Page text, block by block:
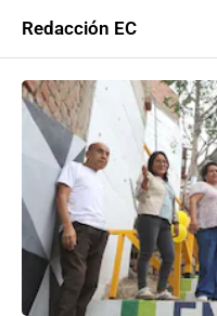
Redacción EC